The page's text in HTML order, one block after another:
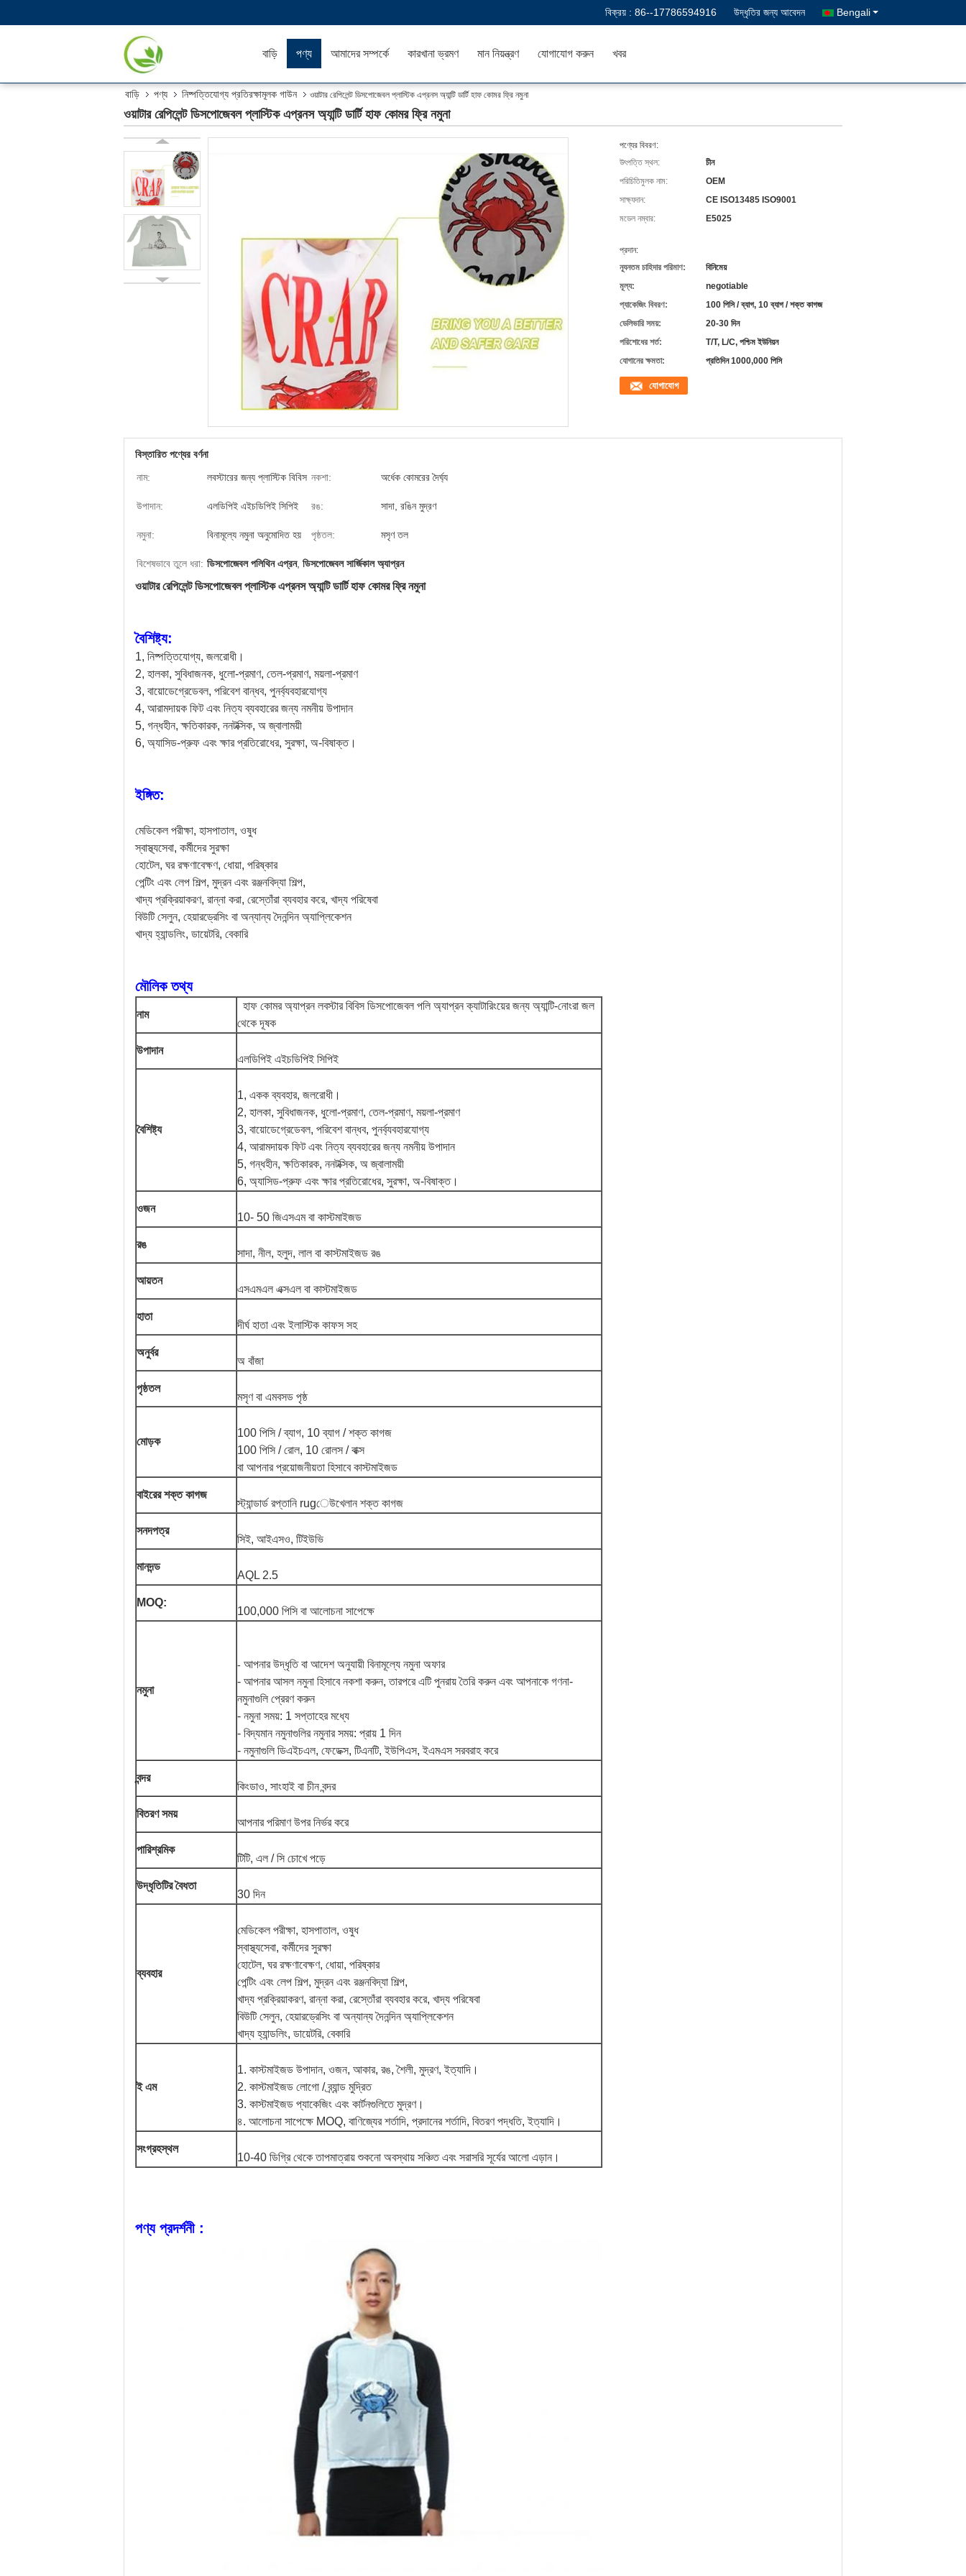
বিক্রয় : 86--17786594916 উদ্ধৃতির জন্য আবেদন Bengali
বাড়ি পণ্য আমাদের সম্পর্কে কারখানা ভ্রমণ মান নিয়ন্ত্রণ যোগাযোগ করুন খবর
বাড়ি পণ্য নিষ্পত্তিযোগ্য প্রতিরক্ষামূলক গাউন ওয়াটার রেপিলেন্ট ডিসপোজেবল প্লাস্টিক এপ্রনস অ্যান্টি ডার্টি হাফ কোমর ফ্রি নমুনা
ওয়াটার রেপিলেন্ট ডিসপোজেবল প্লাস্টিক এপ্রনস অ্যান্টি ডার্টি হাফ কোমর ফ্রি নমুনা
পণ্যের বিবরণ:
উৎপত্তি স্থল:
চীন
পরিচিতিমুলক নাম:
OEM
সাক্ষ্যদান:
CE ISO13485 ISO9001
মডেল নম্বার:
E5025
প্রদান:
ন্যূনতম চাহিদার পরিমাণ:
বিনিমেয়
মূল্য:
negotiable
প্যাকেজিং বিবরণ:
100 পিসি / ব্যাগ, 10 ব্যাগ / শক্ত কাগজ
ডেলিভারি সময়:
20-30 দিন
পরিশোধের শর্ত:
T/T, L/C, পশ্চিম ইউনিয়ন
যোগানের ক্ষমতা:
প্রতিদিন 1000,000 পিসি
যোগাযোগ
বিস্তারিত পণ্যের বর্ণনা
নাম:
লবস্টারের জন্য প্লাস্টিক বিবিস নকশা: অর্ধেক কোমরের দৈর্ঘ্য
উপাদান: এলডিপিই এইচডিপিই সিপিই রঙ: সাদা, রঙিন মুদ্রণ
নমুনা: বিনামূল্যে নমুনা অনুমোদিত হয় পৃষ্ঠতল: মসৃণ তল
বিশেষভাবে তুলে ধরা: ডিসপোজেবল পলিথিন এপ্রন, ডিসপোজেবল সার্জিকাল অ্যাপ্রন
ওয়াটার রেপিলেন্ট ডিসপোজেবল প্লাস্টিক এপ্রনস অ্যান্টি ডার্টি হাফ কোমর ফ্রি নমুনা
বৈশিষ্ট্য:
1, নিষ্পত্তিযোগ্য, জলরোধী।
2, হালকা, সুবিধাজনক, ধুলো-প্রমাণ, তেল-প্রমাণ, ময়লা-প্রমাণ
3, বায়োডেগ্রেডেবল, পরিবেশ বান্ধব, পুনর্ব্যবহারযোগ্য
4, আরামদায়ক ফিট এবং নিত্য ব্যবহারের জন্য নমনীয় উপাদান
5, গন্ধহীন, ক্ষতিকারক, ননটক্সিক, অ জ্বালাময়ী
6, অ্যাসিড-প্রুফ এবং ক্ষার প্রতিরোধের, সুরক্ষা, অ-বিষাক্ত।
ইঙ্গিত:
মেডিকেল পরীক্ষা, হাসপাতাল, ওষুধ
স্বাস্থ্যসেবা, কর্মীদের সুরক্ষা
হোটেল, ঘর রক্ষণাবেক্ষণ, ধোয়া, পরিষ্কার
পেন্টিং এবং লেপ শিল্প, মুদ্রন এবং রঞ্জনবিদ্যা শিল্প,
খাদ্য প্রক্রিয়াকরণ, রান্না করা, রেস্তোঁরা ব্যবহার করে, খাদ্য পরিষেবা
বিউটি সেলুন, হেয়ারড্রেসিং বা অন্যান্য দৈনন্দিন অ্যাপ্লিকেশন
খাদ্য হ্যান্ডলিং, ডায়েটরি, বেকারি
মৌলিক তথ্য
নাম
হাফ কোমর অ্যাপ্রন লবস্টার বিবিস ডিসপোজেবল পলি অ্যাপ্রন ক্যাটারিংয়ের জন্য অ্যান্টি-নোংরা জল
থেকে দূষক
উপাদান
এলডিপিই এইচডিপিই সিপিই
বৈশিষ্ট্য
1, একক ব্যবহার, জলরোধী।
2, হালকা, সুবিধাজনক, ধুলো-প্রমাণ, তেল-প্রমাণ, ময়লা-প্রমাণ
3, বায়োডেগ্রেডেবল, পরিবেশ বান্ধব, পুনর্ব্যবহারযোগ্য
4, আরামদায়ক ফিট এবং নিত্য ব্যবহারের জন্য নমনীয় উপাদান
5, গন্ধহীন, ক্ষতিকারক, ননটক্সিক, অ জ্বালাময়ী
6, অ্যাসিড-প্রুফ এবং ক্ষার প্রতিরোধের, সুরক্ষা, অ-বিষাক্ত।
ওজন
10- 50 জিএসএম বা কাস্টমাইজড
রঙ
সাদা, নীল, হলুদ, লাল বা কাস্টমাইজড রঙ
আয়তন
এসএমএল এক্সএল বা কাস্টমাইজড
হাতা
দীর্ঘ হাতা এবং ইলাস্টিক কাফস সহ
অনুর্বর
অ বাঁজা
পৃষ্ঠতল
মসৃণ বা এমবসড পৃষ্ঠ
মোড়ক
100 পিসি / ব্যাগ, 10 ব্যাগ / শক্ত কাগজ
100 পিসি / রোল, 10 রোলস / বাক্স
বা আপনার প্রয়োজনীয়তা হিসাবে কাস্টমাইজড
বাইরের শক্ত কাগজ
স্ট্যান্ডার্ড রপ্তানি rugেউখেলান শক্ত কাগজ
সনদপত্র
সিই, আইএসও, টিইউভি
মানদন্ড
AQL 2.5
MOQ:
100,000 পিসি বা আলোচনা সাপেক্ষে
নমুনা
- আপনার উদ্ধৃতি বা আদেশ অনুযায়ী বিনামূল্যে নমুনা অফার
- আপনার আসল নমুনা হিসাবে নকশা করুন, তারপরে এটি পুনরায় তৈরি করুন এবং আপনাকে গণনা-
নমুনাগুলি প্রেরণ করুন
- নমুনা সময়: 1 সপ্তাহের মধ্যে
- বিদ্যমান নমুনাগুলির নমুনার সময়: প্রায় 1 দিন
- নমুনাগুলি ডিএইচএল, ফেডেক্স, টিএনটি, ইউপিএস, ইএমএস সরবরাহ করে
বন্দর
কিংডাও, সাংহাই বা চীন বন্দর
বিতরণ সময়
আপনার পরিমাণ উপর নির্ভর করে
পারিশ্রমিক
টিটি, এল / সি চোখে পড়ে
উদ্ধৃতিটির বৈধতা
30 দিন
ব্যবহার
মেডিকেল পরীক্ষা, হাসপাতাল, ওষুধ
স্বাস্থ্যসেবা, কর্মীদের সুরক্ষা
হোটেল, ঘর রক্ষণাবেক্ষণ, ধোয়া, পরিষ্কার
পেন্টিং এবং লেপ শিল্প, মুদ্রন এবং রঞ্জনবিদ্যা শিল্প,
খাদ্য প্রক্রিয়াকরণ, রান্না করা, রেস্তোঁরা ব্যবহার করে, খাদ্য পরিষেবা
বিউটি সেলুন, হেয়ারড্রেসিং বা অন্যান্য দৈনন্দিন অ্যাপ্লিকেশন
খাদ্য হ্যান্ডলিং, ডায়েটরি, বেকারি
ই এম
1. কাস্টমাইজড উপাদান, ওজন, আকার, রঙ, শৈলী, মুদ্রণ, ইত্যাদি।
2. কাস্টমাইজড লোগো / ব্র্যান্ড মুদ্রিত
3. কাস্টমাইজড প্যাকেজিং এবং কার্টনগুলিতে মুদ্রণ।
৪. আলোচনা সাপেক্ষে MOQ, বাণিজ্যের শর্তাদি, প্রদানের শর্তাদি, বিতরণ পদ্ধতি, ইত্যাদি।
সংগ্রহস্থল
10-40 ডিগ্রি থেকে তাপমাত্রায় শুকনো অবস্থায় সঞ্চিত এবং সরাসরি সূর্যের আলো এড়ান।
পণ্য প্রদর্শনী :